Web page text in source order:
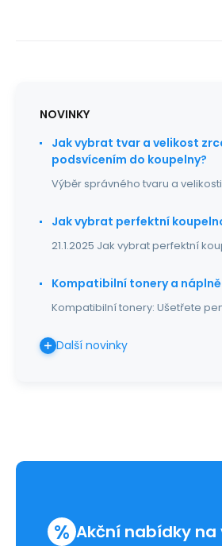
NOVINKY
Jak vybrat tvar a velikost
podsvícením do koupelny?
Výběr správného tvaru a
Jak vybrat perfektní
21.1.2025 Jak vybrat perfektní
Kompatibilní tonery a náplně
Kompatibilní tonery: Ušetřete
Další novinky
% Akční nabídky